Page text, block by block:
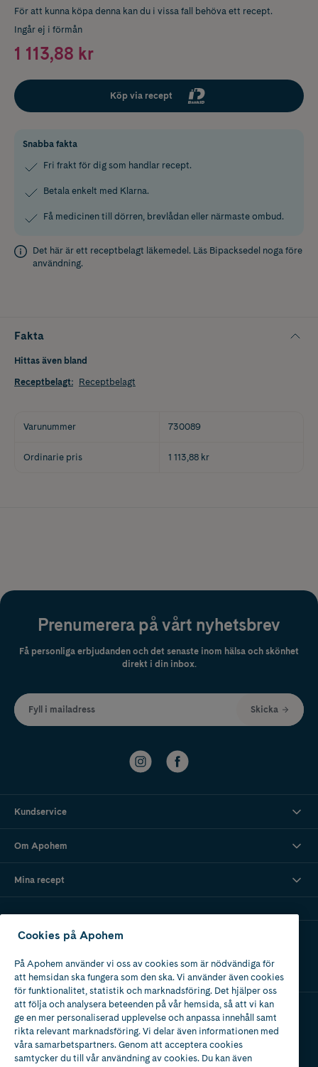
För att kunna köpa denna kan du i vissa fall behöva ett recept.
Ingår ej i förmån
1 113,88 kr
Köp via recept
Snabba fakta
Fri frakt för dig som handlar recept.
Betala enkelt med Klarna.
Få medicinen till dörren, brevlådan eller närmaste ombud.
Det här är ett receptbelagt läkemedel. Läs Bipacksedel noga före
användning.
Fakta
Hittas även bland
Receptbelagt: Receptbelagt
Varunummer 730089
Ordinarie pris 1 113,88 kr
Prenumerera på vårt nyhetsbrev
Få personliga erbjudanden och det senaste inom hälsa och skönhet
direkt i din inbox.
Fyll i mailadress Skicka
Kundservice
Om Apohem
Mina recept
Ladda ner vår app
Apotek med tillstånd
av Läkemedelsverket
Cookies på Apohem
På Apohem använder vi oss av cookies som är nödvändiga för
att hemsidan ska fungera som den ska. Vi använder även cookies
för funktionalitet, statistik och marknadsföring. Det hjälper oss
att följa och analysera beteenden på vår hemsida, så att vi kan
ge en mer personaliserad upplevelse och anpassa innehåll samt
rikta relevant marknadsföring. Vi delar även informationen med
våra samarbetspartners. Genom att acceptera cookies
samtycker du till vår användning av cookies. Du kan även